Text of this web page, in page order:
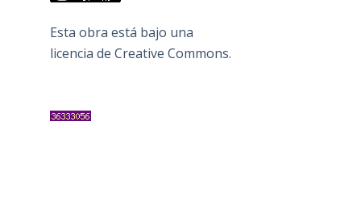
Esta obra está bajo una
licencia de Creative Commons.